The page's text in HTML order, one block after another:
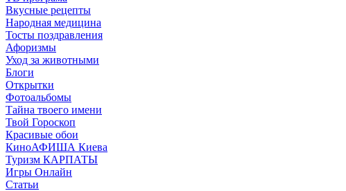
Вкусные рецепты
Народная медицина
Тосты поздравления
Афоризмы
Уход за животными
Блоги
Открытки
Фотоальбомы
Тайна твоего имени
Твой Гороскоп
Красивые обои
КиноАФИША Киева
Туризм КАРПАТЫ
Игры Онлайн
Статьи